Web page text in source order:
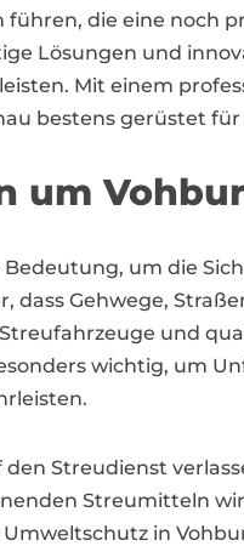
die eine noch
Lösungen und
Mit einem
bestens gerüstet für
um
um die
Gehwege,
und
wichtig, um
Streudienst
Streumitteln
in